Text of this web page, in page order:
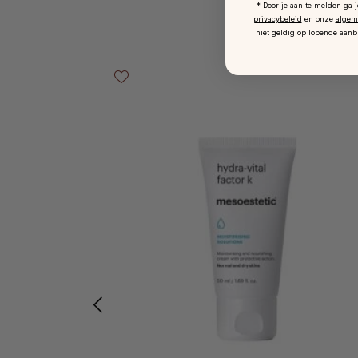
Productgalerij overslaan
* Door je aan te melden ga
privacybeleid en onze
niet geldig op lopende